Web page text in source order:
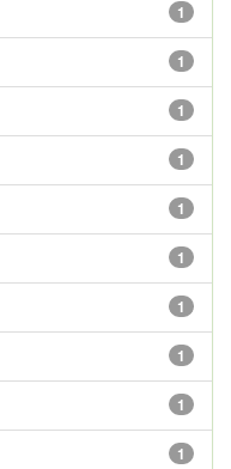
1
1
1
1
1
1
1
1
1
1